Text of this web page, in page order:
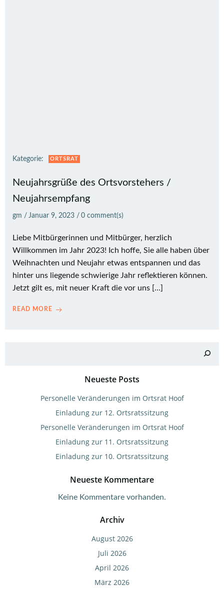
Kategorie: ORTSRAT
Neujahrsgrüße des Ortsvorstehers /
Neujahrsempfang
gm / Januar 9, 2023 / 0 comment(s)
Liebe Mitbürgerinnen und Mitbürger, herzlich
Willkommen im Jahr 2023! Ich hoffe, Sie alle haben über
Weihnachten und Neujahr etwas entspannen und das
hinter uns liegende schwierige Jahr reflektieren können.
Jetzt gilt es, mit neuer Kraft die vor uns […]
READ MORE
Neueste Posts
Personelle Veränderungen im Ortsrat Hoof
Einladung zur 12. Ortsratssitzung
Personelle Veränderungen im Ortsrat Hoof
Einladung zur 11. Ortsratssitzung
Einladung zur 10. Ortsratssitzung
Neueste Kommentare
Keine Kommentare vorhanden.
Archiv
August 2026
Juli 2026
April 2026
März 2026